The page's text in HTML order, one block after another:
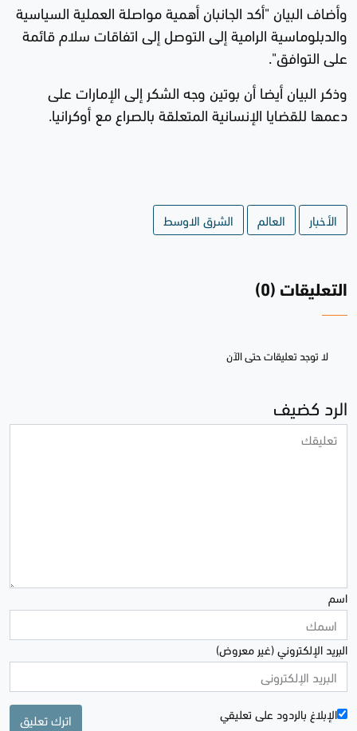
وأضاف البيان "أكد الجانبان أهمية مواصلة العملية السياسية
والدبلوماسية الرامية إلى التوصل إلى اتفاقات سلام قائمة
على التوافق".
وذكر البيان أيضا أن بوتين وجه الشكر إلى الإمارات على
دعمها للقضايا الإنسانية المتعلقة بالصراع مع أوكرانيا.
الأخبار العالم الشرق الاوسط
التعليقات (0)
لا توجد تعليقات حتى الآن
الرد كضيف
اسم
البريد الإلكتروني (غير معروض)
الإبلاغ بالردود علی تعليقي اترك تعليق